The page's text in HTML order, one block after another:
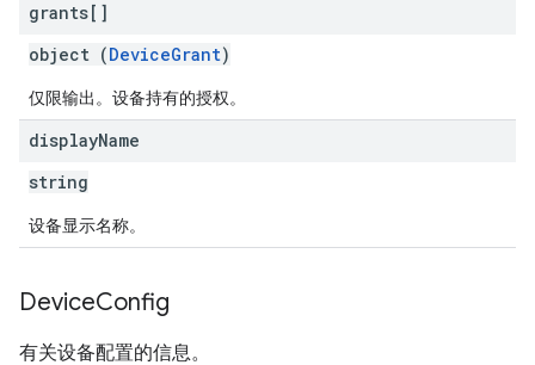
grants[]
object (DeviceGrant)
仅限输出。设备持有的授权。
displayName
string
设备显示名称。
DeviceConfig
有关设备配置的信息。